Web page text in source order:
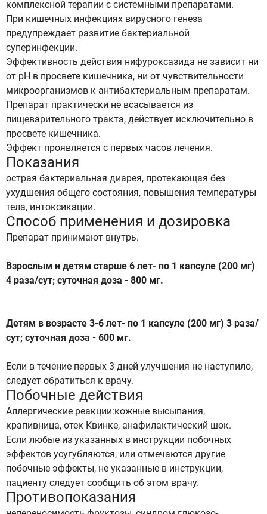
комплексной терапии с системными препаратами.
При кишечных инфекциях вирусного генеза
предупреждает развитие бактериальной
суперинфекции.
Эффективность действия нифуроксазида не зависит ни
от рН в просвете кишечника, ни от чувствительности
микроорганизмов к антибактериальным препаратам.
Препарат практически не всасывается из
пищеварительного тракта, действует исключительно в
просвете кишечника.
Эффект проявляется с первых часов лечения.
Показания
острая бактериальная диарея, протекающая без
ухудшения общего состояния, повышения температуры
тела, интоксикации.
Способ применения и дозировка
Препарат принимают внутрь.
Взрослым и детям старше 6 лет- по 1 капсуле (200 мг)
4 раза/сут; суточная доза - 800 мг.
Детям в возрасте 3-6 лет- по 1 капсуле (200 мг) 3 раза/
сут; суточная доза - 600 мг.
Если в течение первых 3 дней улучшения не наступило,
следует обратиться к врачу.
Побочные действия
Аллергические реакции:кожные высыпания,
крапивница, отек Квинке, анафилактический шок.
Если любые из указанных в инструкции побочных
эффектов усугубляются, или отмечаются другие
побочные эффекты, не указанные в инструкции,
пациенту следует сообщить об этом врачу.
Противопоказания